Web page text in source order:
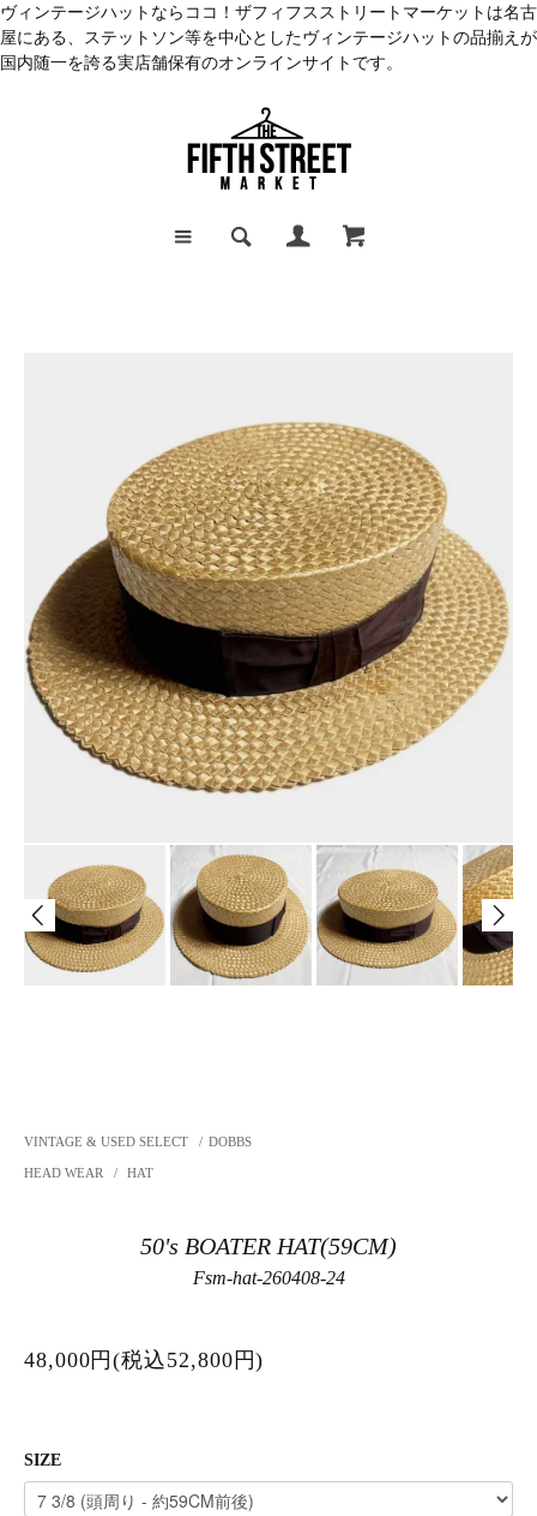
ヴィンテージハットならココ！ザフィフスストリートマーケットは名古
屋にある、ステットソン等を中心としたヴィンテージハットの品揃えが
国内随一を誇る実店舗保有のオンラインサイトです。
VINTAGE & USED SELECT / DOBBS
HEAD WEAR / HAT
50's BOATER HAT(59CM)
Fsm-hat-260408-24
48,000円(税込52,800円)
SIZE